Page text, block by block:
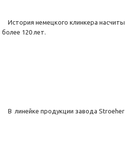
История немецкого клинкера
более 120 лет.
В линейке продукции завода Stroeher